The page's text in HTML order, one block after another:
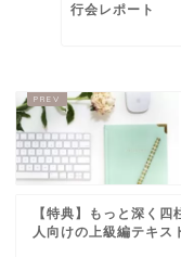
行会レポート
【特典】もっと深く四
人向けの上級編テキス